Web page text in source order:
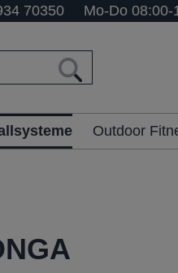
70350 Mo-Do
Outdoor